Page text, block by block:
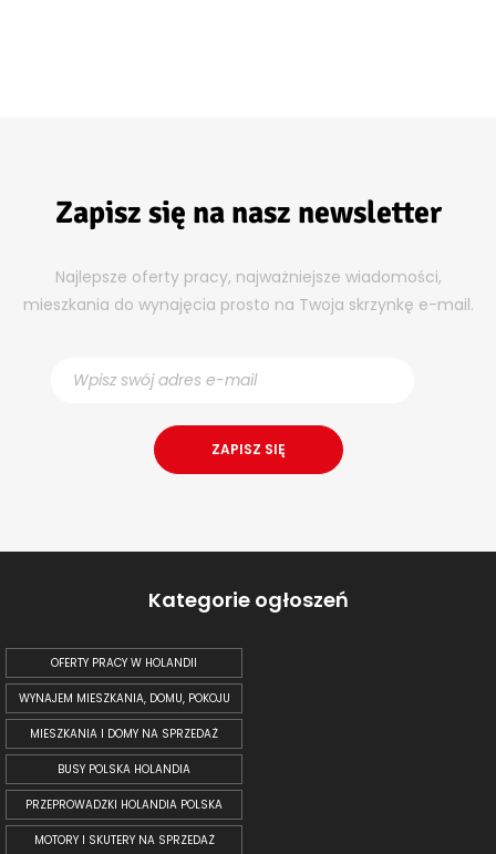
Zapisz się na nasz newsletter
Najlepsze oferty pracy, najważniejsze wiadomości,
mieszkania do wynajęcia prosto na Twoja skrzynkę e-mail.
Kategorie ogłoszeń
OFERTY PRACY W HOLANDII
WYNAJEM MIESZKANIA, DOMU, POKOJU
MIESZKANIA I DOMY NA SPRZEDAŻ
BUSY POLSKA HOLANDIA
PRZEPROWADZKI HOLANDIA POLSKA
MOTORY I SKUTERY NA SPRZEDAŻ